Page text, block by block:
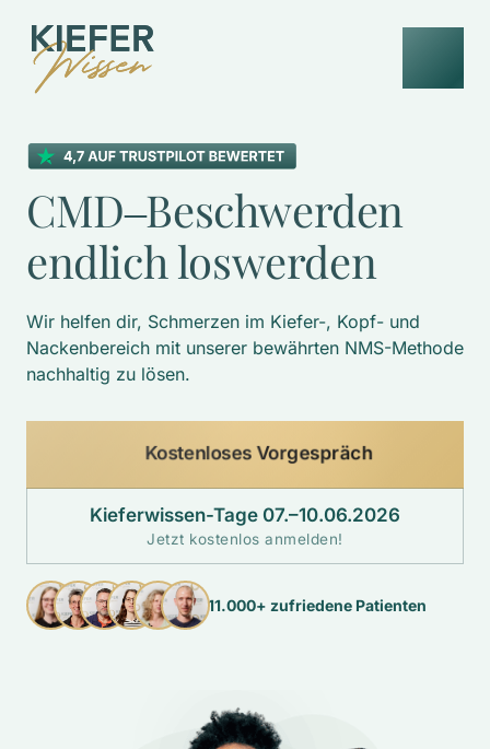
CMD‒
endlich loswerden
Wir helfen dir, Schmerzen im Kiefer-, Kopf- und
Nackenbereich mit unserer bewährten NMS-Methode
nachhaltig zu lösen.
Kostenloses Vorgespräch
Kieferwissen-Tage 07.–10.06.2026
Jetzt kostenlos anmelden!
11.000+ zufriedene Patienten